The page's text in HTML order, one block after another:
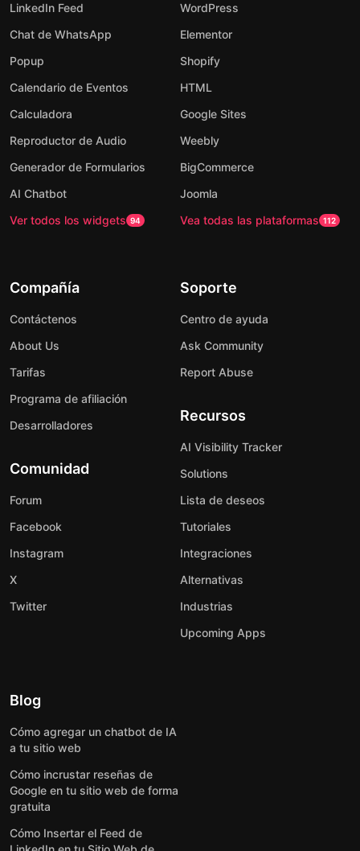
LinkedIn Feed
Chat de WhatsApp
Popup
Calendario de Eventos
Calculadora
Reproductor de Audio
Generador de Formularios
AI Chatbot
Ver todos los widgets 94
WordPress
Elementor
Shopify
HTML
Google Sites
Weebly
BigCommerce
Joomla
Vea todas las plataformas 112
Compañía
Contáctenos
About Us
Tarifas
Programa de afiliación
Desarrolladores
Comunidad
Forum
Facebook
Instagram
X
Twitter
Soporte
Centro de ayuda
Ask Community
Report Abuse
Recursos
AI Visibility Tracker
Solutions
Lista de deseos
Tutoriales
Integraciones
Alternativas
Industrias
Upcoming Apps
Blog
Cómo agregar un chatbot de IA
a tu sitio web
Cómo incrustar reseñas de
Google en tu sitio web de forma
gratuita
Cómo Insertar el Feed de